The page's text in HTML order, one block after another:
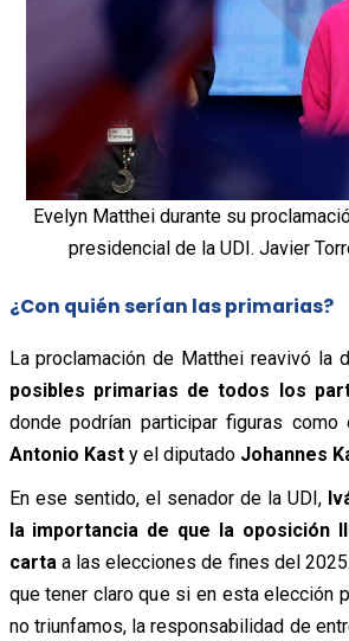
Evelyn Matthei durante su
presidencial de la UDI. Javier
¿Con quién serían las primarias?
La proclamación de Matthei reavivó la
posibles primarias de todos los
donde podrían participar figuras como
Antonio Kasty el diputadoJohannes
En ese sentido, el senador de la UDI,
la importancia de que la oposición
cartaa las elecciones de fines del
que tener claro que si en esta elección
no triunfamos, la responsabilidad de